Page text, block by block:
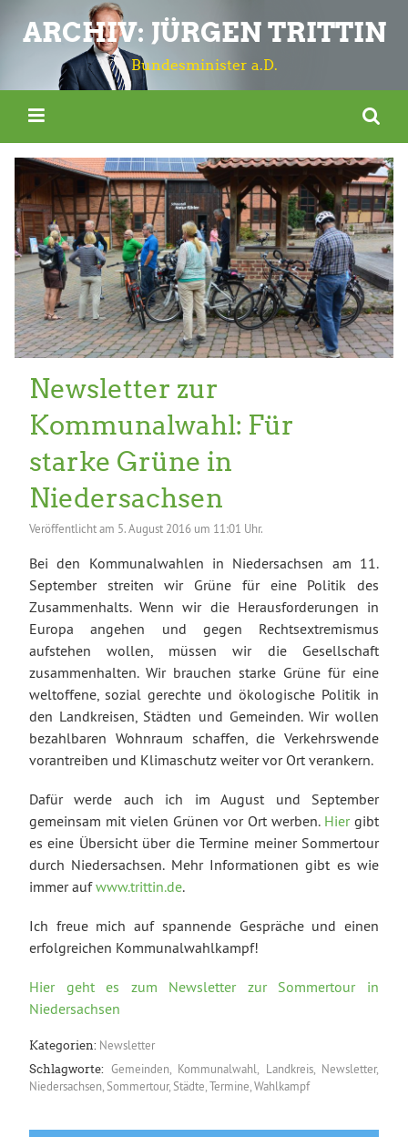
ARCHIV: JÜRGEN TRITTIN
Bundesminister a.D.
Newsletter zur
Kommunalwahl: Für
starke Grüne in
Niedersachsen
Veröffentlicht am 5. August 2016 um 11:01 Uhr.
Bei den Kommunalwahlen in Niedersachsen am 11.
September streiten wir Grüne für eine Politik des
Zusammenhalts. Wenn wir die Herausforderungen in
Europa angehen und gegen Rechtsextremismus
aufstehen wollen, müssen wir die Gesellschaft
zusammenhalten. Wir brauchen starke Grüne für eine
weltoffene, sozial gerechte und ökologische Politik in
den Landkreisen, Städten und Gemeinden. Wir wollen
bezahlbaren Wohnraum schaffen, die Verkehrswende
vorantreiben und Klimaschutz weiter vor Ort verankern.
Dafür werde auch ich im August und September
gemeinsam mit vielen Grünen vor Ort werben. Hiergibt
es eine Übersicht über die Termine meiner Sommertour
durch Niedersachsen. Mehr Informationen gibt es wie
immer aufwww.trittin.de.
Ich freue mich auf spannende Gespräche und einen
erfolgreichen Kommunalwahlkampf!
Hier geht es zum Newsletter zur Sommertour in
Niedersachsen
Kategorien: Newsletter
Schlagworte: Gemeinden, Kommunalwahl Landkreis, Newsletter,
Niedersachsen Sommertour, Städte Termine Wahlkampf